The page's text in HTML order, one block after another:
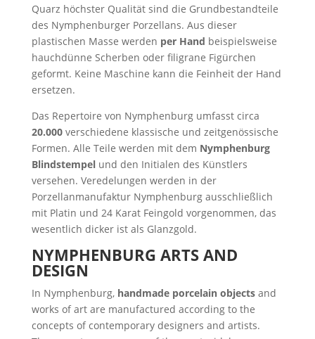
Quarz höchster Qualität sind die Grundbestandteile
des Nymphenburger Porzellans. Aus dieser
plastischen Masse werden per Hand beispielsweise
hauchdünne Scherben oder filigrane Figürchen
geformt. Keine Maschine kann die Feinheit der Hand
ersetzen.
Das Repertoire von Nymphenburg umfasst circa
20.000verschiedene klassische und zeitgenössische
Formen. Alle Teile werden mit dem Nymphenburg
Blindstempelund den Initialen des Künstlers
versehen. Veredelungen werden in der
Porzellanmanufaktur Nymphenburg ausschließlich
mit Platin und 24 Karat Feingold vorgenommen, das
wesentlich dicker ist als Glanzgold.
NYMPHENBURG ARTS AND
DESIGN
In Nymphenburg, handmade porcelain objectsand
works of art are manufactured according to the
concepts of contemporary designers and artists.